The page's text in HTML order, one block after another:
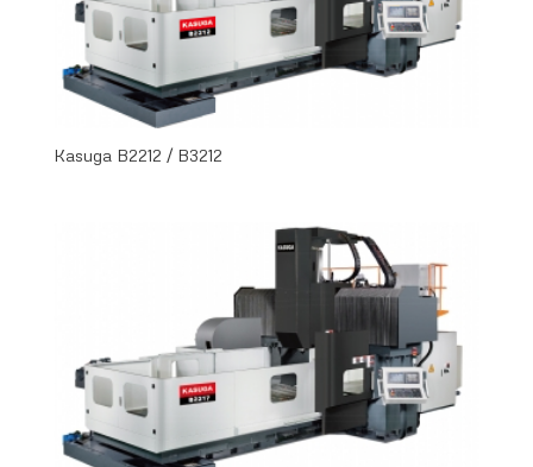
Kasuga B2212 / B3212